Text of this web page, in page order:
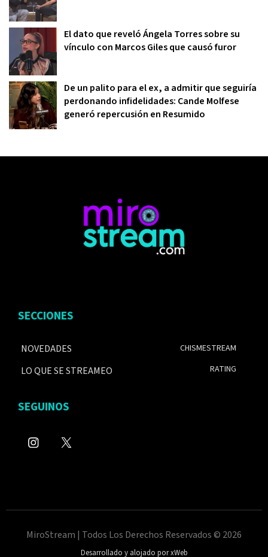
El dato que reveló Ángela Torres sobre su
vínculo con Marcos Giles que causó furor
De un palito para el ex, a admitir que seguiría
perdonando infidelidades: Cande Molfese
generó repercusión en Resumido
SECCIONES
NOVEDADES
LO QUE SE STREAMEO
CHISMESTREAM
RATING
SEGUINOS
MiroStream | Todos Los Derechos Reservados © 2026
Desarrollado y alojado por xWeb